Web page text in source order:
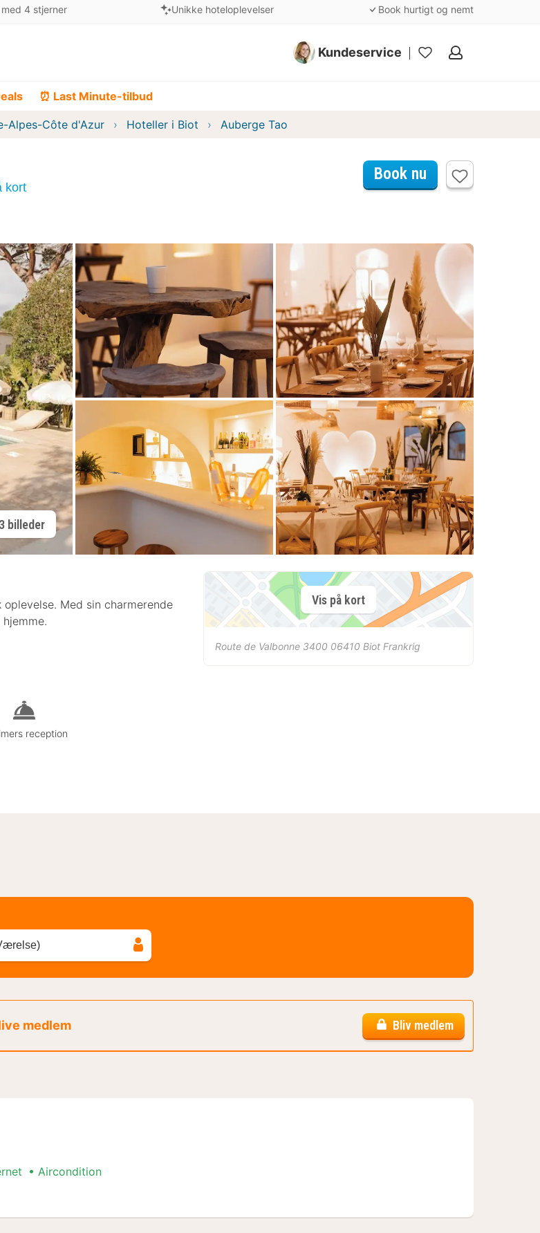
4 stjerner Unikke hoteloplevelser Book hurtigt og nemt
Kundeservice
Mine
⏰ Last Minute-tilbud
Alpes-Côte d'Azur Hoteller i Biot Auberge Tao
kort
Book nu
billeder
Med sin charmerende
reception
Vis på kort
Route de Valbonne 3400 06410 Biot Frankrig
medlem Bliv medlem
Aircondition